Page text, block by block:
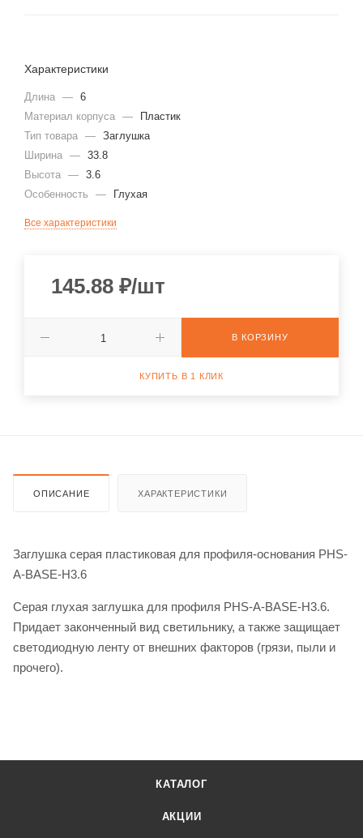
Характеристики
Длина — 6
Материал корпуса —
Пластик
Тип товара — Заглушка
Ширина — 33.8
Высота — 3.6
Особенность
— Глухая
Все характеристики
145.88 ₽/шт
В КОРЗИНУ
КУПИТЬ В 1 КЛИК
ОПИСАНИЕ ХАРАКТЕРИСТИКИ
Заглушка серая пластиковая для профиля-основания PHS-
A-BASE-H3.6
Серая глухая заглушка для профиля PHS-A-BASE-H3.6.
Придает законченный вид светильнику, а также защищает
светодиодную ленту от внешних факторов (грязи, пыли и
прочего).
КАТАЛОГ
АКЦИИ